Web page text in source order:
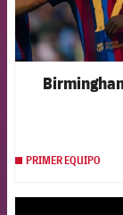
PRIMER EQUIPO